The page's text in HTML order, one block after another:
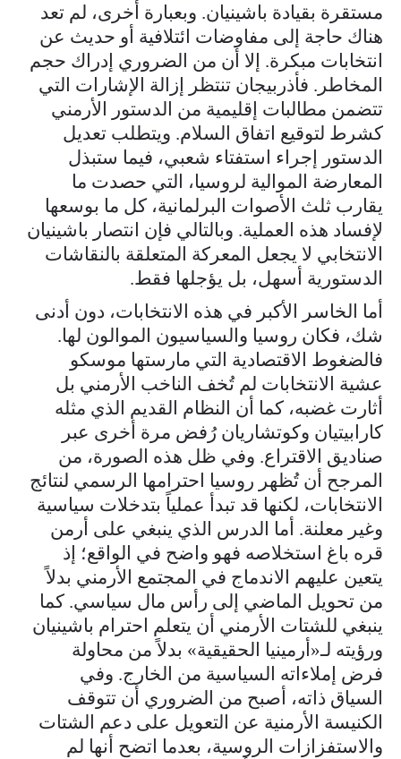
مستقرة بقيادة باشينيان. وبعبارة أخرى، لم تعد
هناك حاجة إلى مفاوضات ائتلافية أو حديث عن
انتخابات مبكرة. إلا أن من الضروري إدراك حجم
المخاطر. فأذربيجان تنتظر إزالة الإشارات التي
تتضمن مطالبات إقليمية من الدستور الأرمني
كشرط لتوقيع اتفاق السلام. ويتطلب تعديل
الدستور إجراء استفتاء شعبي، فيما ستبذل
المعارضة الموالية لروسيا، التي حصدت ما
يقارب ثلث الأصوات البرلمانية، كل ما بوسعها
لإفساد هذه العملية. وبالتالي فإن انتصار باشينيان
الانتخابي لا يجعل المعركة المتعلقة بالنقاشات
الدستورية أسهل، بل يؤجلها فقط.
أما الخاسر الأكبر في هذه الانتخابات، دون أدنى
شك، فكان روسيا والسياسيون الموالون لها.
فالضغوط الاقتصادية التي مارستها موسكو
عشية الانتخابات لم تُخف الناخب الأرمني بل
أثارت غضبه، كما أن النظام القديم الذي مثله
كارابيتيان وكوتشاريان رُفض مرة أخرى عبر
صناديق الاقتراع. وفي ظل هذه الصورة، من
المرجح أن تُظهر روسيا احترامها الرسمي لنتائج
الانتخابات، لكنها قد تبدأ عملياً بتدخلات سياسية
وغير معلنة. أما الدرس الذي ينبغي على أرمن
قره باغ استخلاصه فهو واضح في الواقع؛ إذ
يتعين عليهم الاندماج في المجتمع الأرمني بدلاً
من تحويل الماضي إلى رأس مال سياسي. كما
ينبغي للشتات الأرمني أن يتعلم احترام باشينيان
ورؤيته لـ«أرمينيا الحقيقية» بدلاً من محاولة
فرض إملاءاته السياسية من الخارج. وفي
السياق ذاته، أصبح من الضروري أن تتوقف
الكنيسة الأرمنية عن التعويل على دعم الشتات
والاستفزازات الروسية، بعدما اتضح أنها لم